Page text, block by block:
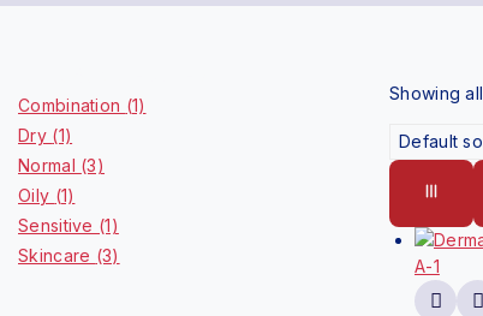
Showing all
Combination (1)
Dry (1)
Normal (3)
Oily (1)
Sensitive (1)
Skincare (3)